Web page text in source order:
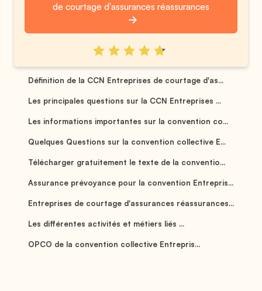
de courtage d'assurances réassurances
Définition de la CCN Entreprises de courtage d'as...
Les principales questions sur la CCN Entreprises ...
Les informations importantes sur la convention co...
Quelques Questions sur la convention collective E...
Télécharger gratuitement le texte de la conventio...
Assurance prévoyance pour la convention Entrepris...
Entreprises de courtage d'assurances réassurances...
Les différentes activités et métiers liés ...
OPCO de la convention collective Entrepris...